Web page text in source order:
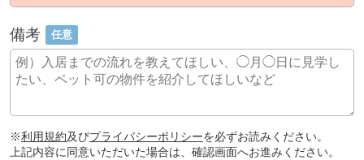
備考 任意
※利用規約及びプライバシーポリシーを必ずお読みください。
上記内容に同意いただいた場合は、確認画面へお進みください。